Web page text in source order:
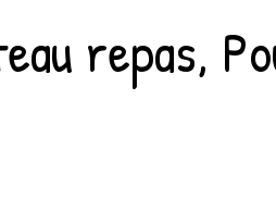
repas,